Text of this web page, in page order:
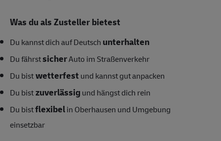
Was du als Zusteller bietest
Du kannst dich auf Deutsch unterhalten
Du fährstsicherAuto im Straßenverkehr
Du bistwetterfest und kannst gut anpacken
Du bistzuverlässigund hängst dich rein
Du bistflexibelin Oberhausen und Umgebung
einsetzbar